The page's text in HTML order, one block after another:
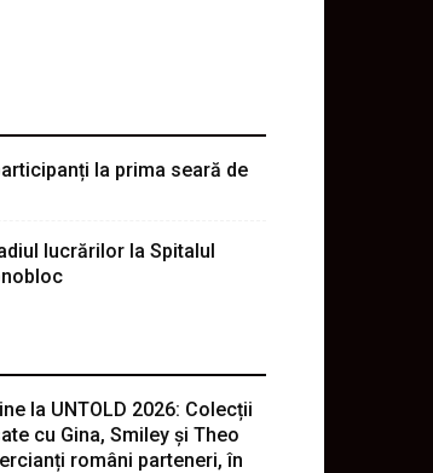
la prima seară de
lucrărilor la Spitalul
la UNTOLD 2026: Colecții
cu Gina, Smiley și Theo
români parteneri, în